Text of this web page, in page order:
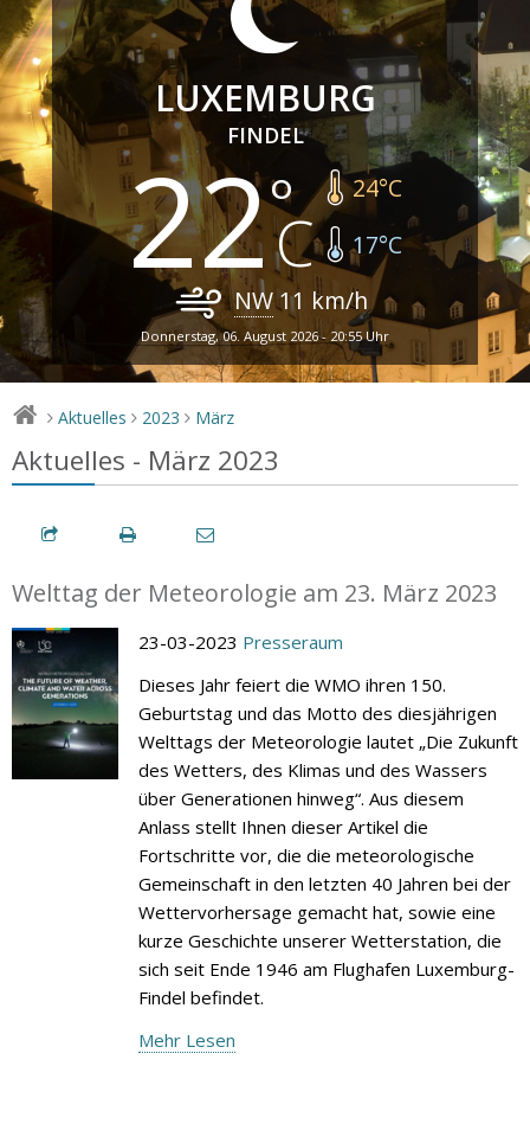
LUXEMBURG
FINDEL
22 24°C
17°C
NW11 km/h
Donnerstag, 06. August 2026 - 20:55 Uhr
> Aktuelles > 2023 > März
Aktuelles - März 2023
Welttag der Meteorologie am 23. März 2023
23-03-2023 Presseraum
Dieses Jahr feiert die WMO ihren 150.
Geburtstag und das Motto des diesjährigen
Welttags der Meteorologie lautet „Die Zukunft
des Wetters, des Klimas und des Wassers
über Generationen hinweg“. Aus diesem
Anlass stellt Ihnen dieser Artikel die
Fortschritte vor, die die meteorologische
Gemeinschaft in den letzten 40 Jahren bei der
Wettervorhersage gemacht hat, sowie eine
kurze Geschichte unserer Wetterstation, die
sich seit Ende 1946 am Flughafen Luxemburg-
Findel befindet.
Mehr Lesen